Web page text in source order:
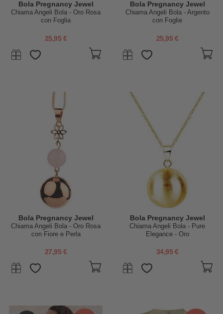
Bola Pregnancy Jewel
Chiama Angeli Bola - Oro Rosa
con Foglia
25,95 €
Bola Pregnancy Jewel
Chiama Angeli Bola - Argento
con Foglie
25,95 €
Bola Pregnancy Jewel
Chiama Angeli Bola - Oro Rosa
con Fiore e Perla
27,95 €
Bola Pregnancy Jewel
Chiama Angeli Bola - Pure
Elegance - Oro
34,95 €